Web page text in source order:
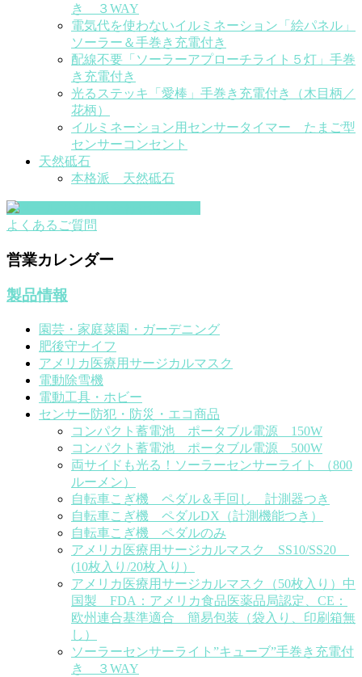
き ３WAY
電気代を使わないイルミネーション「絵パネル」
ソーラー＆手巻き充電付き
配線不要「ソーラーアプローチライト５灯」手巻
き充電付き
光るステッキ「愛棒」手巻き充電付き（木目柄／
花柄）
イルミネーション用センサータイマー たまご型
センサーコンセント
天然砥石
本格派 天然砥石
よくあるご質問
営業カレンダー
製品情報
園芸・家庭菜園・ガーデニング
肥後守ナイフ
アメリカ医療用サージカルマスク
電動除雪機
電動工具・ホビー
センサー防犯・防災・エコ商品
コンパクト蓄電池 ポータブル電源 150W
コンパクト蓄電池 ポータブル電源 500W
両サイドも光る！ソーラーセンサーライト （800
ルーメン）
自転車こぎ機 ペダル＆手回し 計測器つき
自転車こぎ機 ペダルDX（計測機能つき）
自転車こぎ機 ペダルのみ
アメリカ医療用サージカルマスク SS10/SS20
(10枚入り/20枚入り）
アメリカ医療用サージカルマスク（50枚入り）中
国製 FDA：アメリカ食品医薬品局認定、CE：
欧州連合基準適合 簡易包装（袋入り、印刷箱無
し）
ソーラーセンサーライト”キューブ”手巻き充電付
き ３WAY